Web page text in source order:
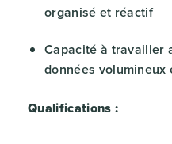
organisé et réactif
Capacité à travailler
données volumineux
Qualifications :